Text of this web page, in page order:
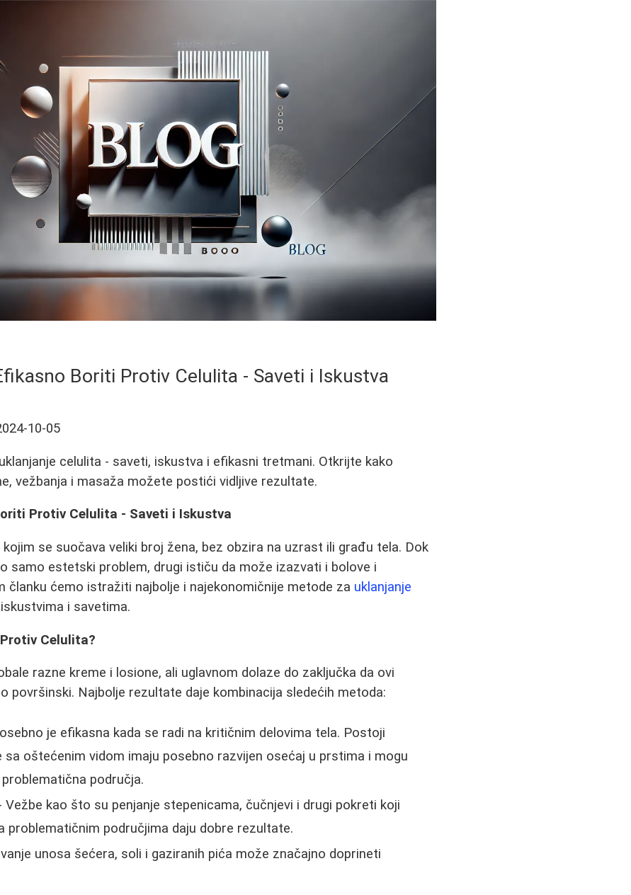
Boriti Protiv Celulita - Saveti i Iskustva
10-05
celulita - saveti, iskustva i efikasni tretmani. Otkrijte kako
vežbanja i masaža možete postići vidljive rezultate.
Protiv Celulita - Saveti i Iskustva
se suočava veliki broj žena, bez obzira na uzrast ili građu tela. Dok
samo estetski problem, drugi ističu da može izazvati i bolove i
članku ćemo istražiti najbolje i najekonomičnije metode za uklanjanje
i savetima.
Celulita?
razne kreme i losione, ali uglavnom dolaze do zaključka da ovi
površinski. Najbolje rezultate daje kombinacija sledećih metoda:
je efikasna kada se radi na kritičnim delovima tela. Postoji
sa oštećenim vidom imaju posebno razvijen osećaj u prstima i mogu
područja.
Vežbe kao što su penjanje stepenicama, čučnjevi i drugi pokreti koji
problematičnim područjima daju dobre rezultate.
unosa šećera, soli i gaziranih pića može značajno doprineti